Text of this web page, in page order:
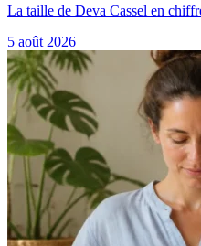
La taille de Deva Cassel en
5 août 2026